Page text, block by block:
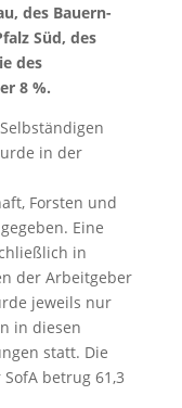
des Bauern-
Süd, des
des
8 %.
in der
Forsten und
Eine
in
der Arbeitgeber
jeweils nur
in diesen
statt. Die
betrug 61,3